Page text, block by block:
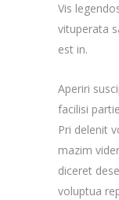
Vis
vituperata
est in.
Aperiri
facilisi
Pri delenit
mazim
diceret
voluptua